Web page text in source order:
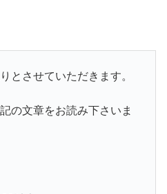
とさせていただきます。
の文章をお読み下さいま